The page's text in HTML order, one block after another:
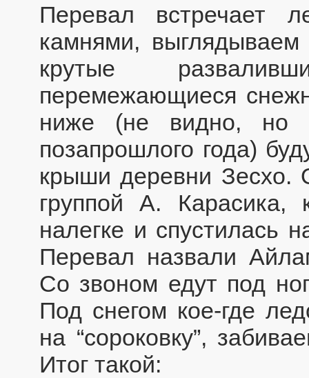
Перевал встречает
камнями,
крутые
перемежающиеся
ниже (не видно, но
позапрошлого года)
крыши деревни Зесхо.
группой А. Карасика,
налегке и спустилась
Перевал назвали
Со звоном едут под
Под снегом кое-где
на “сороковку”,
Итог такой: